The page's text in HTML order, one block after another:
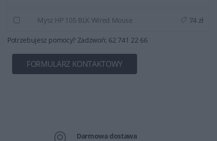
Mysz HP 105 BLK Wired Mouse 74 zł
Potrzebujesz pomocy? Zadzwoń: 62 741 22 66
FORMULARZ KONTAKTOWY
Darmowa dostawa